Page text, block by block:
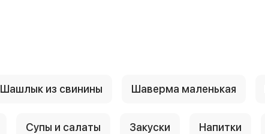
Шашлык из свинины Шаверма маленькая
Супы и салаты Закуски Напитки